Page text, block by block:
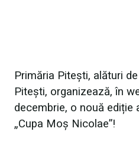
Primăria Pitești, alături
Pitești, organizează, în
decembrie, o nouă
„Cupa Moș Nicolae”!